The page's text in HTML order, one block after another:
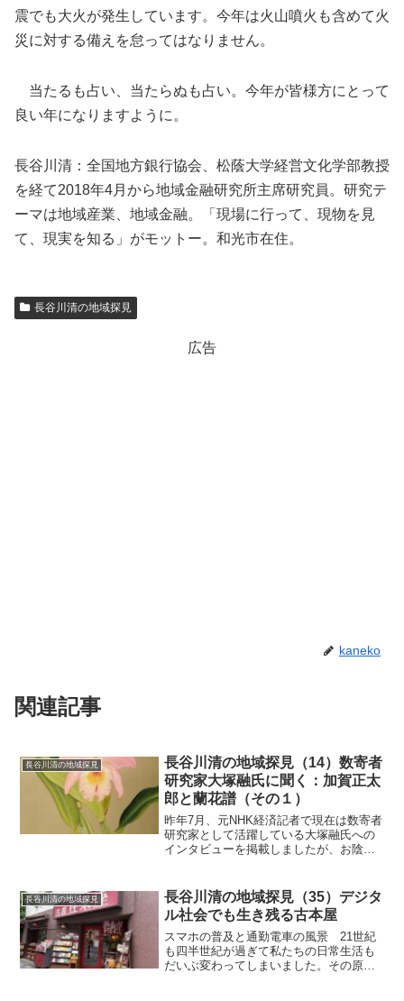
震でも大火が発生しています。今年は火山噴火も含めて火
災に対する備えを怠ってはなりません。
当たるも占い、当たらぬも占い。今年が皆様方にとって
良い年になりますように。
長谷川清：全国地方銀行協会、松蔭大学経営文化学部教授
を経て2018年4月から地域金融研究所主席研究員。研究テ
ーマは地域産業、地域金融。「現場に行って、現物を見
て、現実を知る」がモットー。和光市在住。
長谷川清の地域探見
広告
kaneko
関連記事
長谷川清の地域探見
長谷川清の地域探見（14）数寄者
研究家大塚融氏に聞く：加賀正太
郎と蘭花譜（その１）
昨年7月、元NHK経済記者で現在は数寄者
研究家として活躍している大塚融氏への
インタビューを掲載しましたが、お陰様
で屈指の資産家として名を残した加賀正
太郎です。大塚さんは...
長谷川清の地域探見
長谷川清の地域探見（35）デジタ
ル社会でも生き残る古本屋
スマホの普及と通勤電車の風景 21世紀
も四半世紀が過ぎて私たちの日常生活も
だいぶ変わってしまいました。その原動